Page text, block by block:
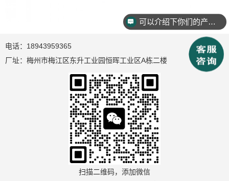
电话：18943959365
厂址：梅州市梅江区东升工业园恒晖工业区A栋二楼
扫描二维码，添加微信
可以介绍下你们的产品么？